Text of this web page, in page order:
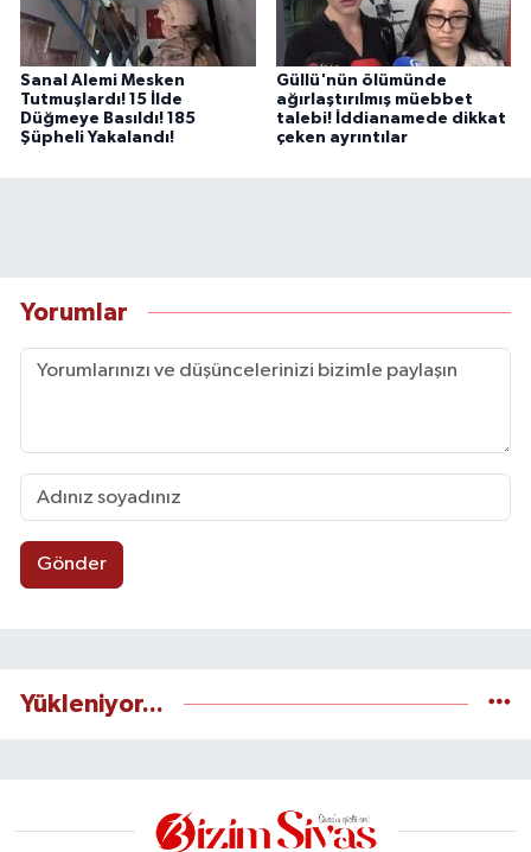
Sanal Alemi Mesken
Tutmuşlardı! 15 İlde
Düğmeye Basıldı! 185
Şüpheli Yakalandı!
Güllü'nün ölümünde
ağırlaştırılmış müebbet
talebi! İddianamede dikkat
çeken ayrıntılar
Yorumlar
Gönder
Yükleniyor...